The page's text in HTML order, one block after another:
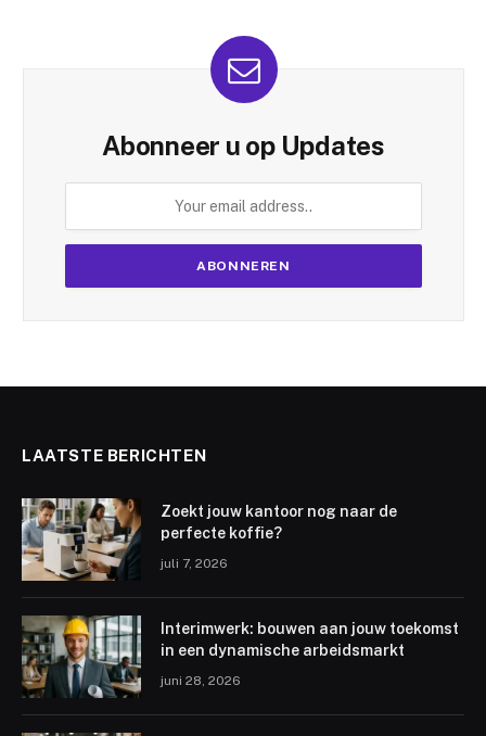
Abonneer u op Updates
LAATSTE BERICHTEN
Zoekt jouw kantoor nog naar de
perfecte koffie?
juli 7, 2026
Interimwerk: bouwen aan jouw toekomst
in een dynamische arbeidsmarkt
juni 28, 2026